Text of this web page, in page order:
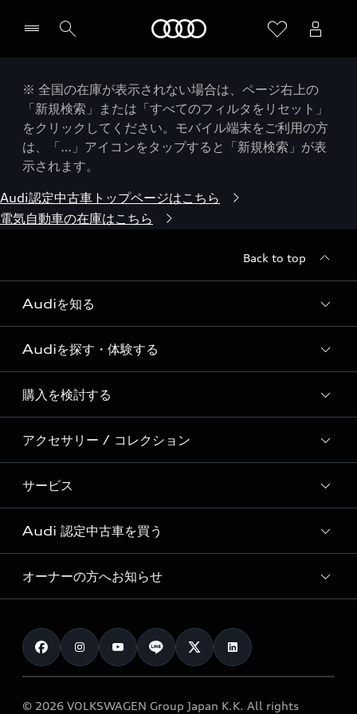
※ 全国の在庫が表示されない場合は、ページ右上の
「新規検索」または「すべてのフィルタをリセット」
をクリックしてください。モバイル端末をご利用の方
は、「…」アイコンをタップすると「新規検索」が表
示されます。
Audi認定中古車トップページはこちら
電気自動車の在庫はこちら
Back to top
Audiを知る
Audi ブランド
Story of Progress
Audi Sport
Formula 1®
デジタルサービス
Audiを探す・体験する
ディーラー検索
新車在庫検索
試乗車・展示車検索
見積り依頼
試乗予約
購入を検討する
モデル一覧
特別仕様モデル / 限定モデル
e-tronラインアップ
価格シミュレーション
車両比較
カタログ一覧
アクセサリー / コレクション
純正アクセサリー
オンラインショップ
Audi collection
アウディナビアプリ
サービス
サービス入庫予約
サービスプログラム
メンテナンス
車検 / 定期点検
e-tronアフターサポート
Audi 認定中古車を買う
Audi認定中古車
クオリティ
保証
メンテナンス
オーナーの方へお知らせ
お知らせ
オーナー様向けキャンペーン
© 2026 VOLKSWAGEN Group Japan K.K. All rights